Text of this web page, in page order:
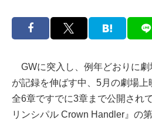
GWに突入し、例年どおりに劇
が記録を伸ばす中、5月の劇場上
全6章ですでに3章まで公開され
リンシパル Crown Handler』の